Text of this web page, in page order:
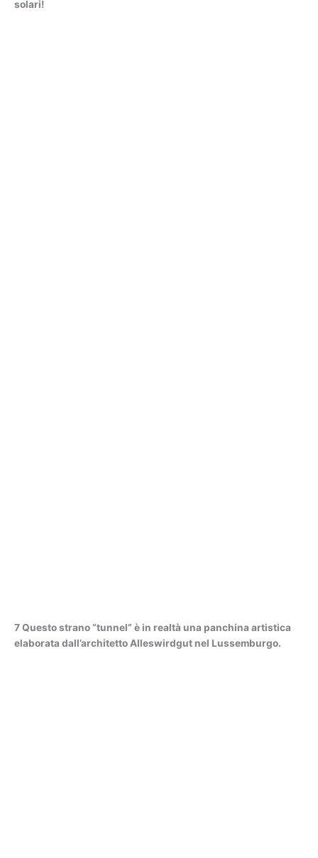
solari!
7 Questo strano “tunnel” è in realtà una panchina artistica
elaborata dall’architetto Alleswirdgut nel Lussemburgo.